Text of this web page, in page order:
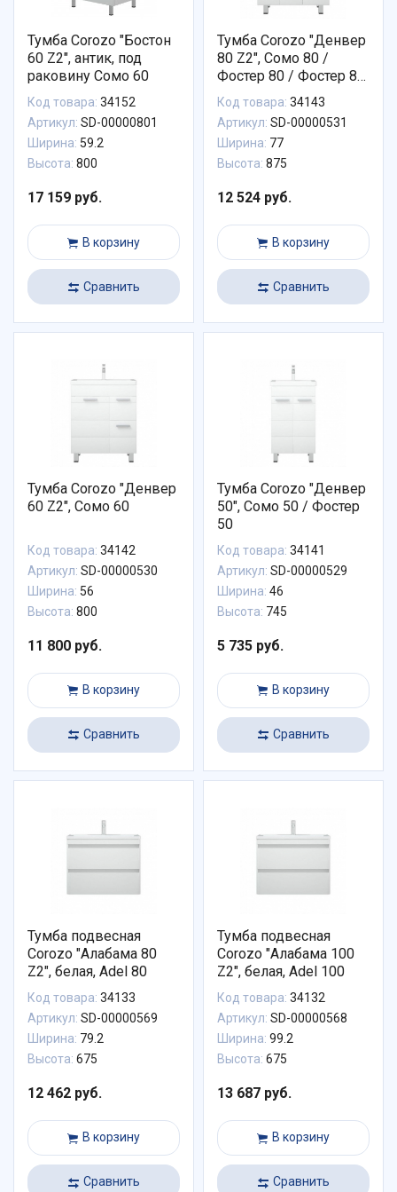
Тумба Corozo "Бостон
60 Z2", антик, под
раковину Сомо 60
Код товара: 34152
Артикул: SD-00000801
Ширина: 59.2
Высота: 800
17 159 руб.
В корзину
Сравнить
Тумба Corozo "Денвер
80 Z2", Сомо 80 /
Фостер 80 / Фостер 80
П
Код товара: 34143
Артикул: SD-00000531
Ширина: 77
Высота: 875
12 524 руб.
В корзину
Сравнить
Тумба Corozo "Денвер
60 Z2", Сомо 60
Код товара: 34142
Артикул: SD-00000530
Ширина: 56
Высота: 800
11 800 руб.
В корзину
Сравнить
Тумба Corozo "Денвер
50", Сомо 50 / Фостер
50
Код товара: 34141
Артикул: SD-00000529
Ширина: 46
Высота: 745
5 735 руб.
В корзину
Сравнить
Тумба подвесная
Corozo "Алабама 80
Z2", белая, Adel 80
Код товара: 34133
Артикул: SD-00000569
Ширина: 79.2
Высота: 675
12 462 руб.
В корзину
Сравнить
Тумба подвесная
Corozo "Алабама 100
Z2", белая, Adel 100
Код товара: 34132
Артикул: SD-00000568
Ширина: 99.2
Высота: 675
13 687 руб.
В корзину
Сравнить